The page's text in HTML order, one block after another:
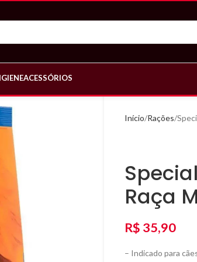
ACESSÓRIOS
Início Rações
Raça
R$ 35,90
– Indicado para